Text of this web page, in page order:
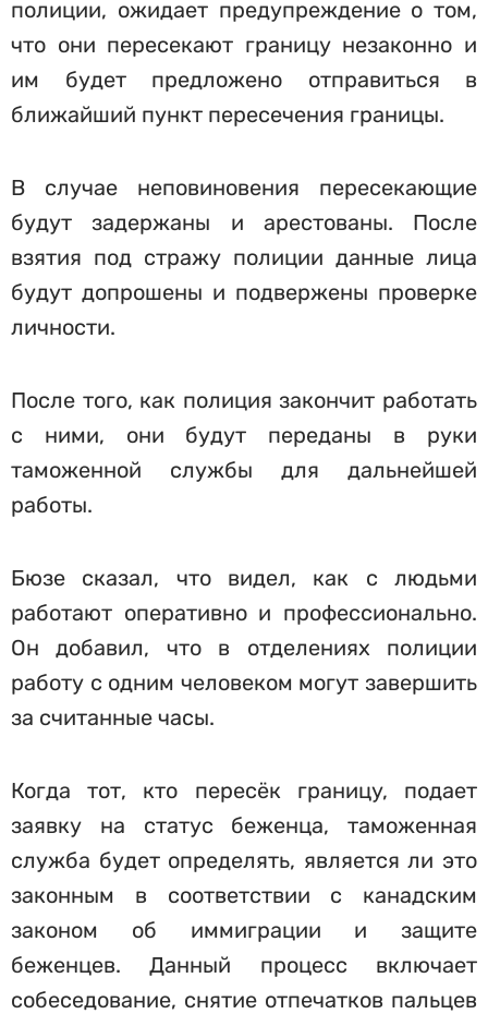
полиции, ожидает предупреждение о том,
что они пересекают границу незаконно и
им будет предложено отправиться в
ближайший пункт пересечения границы.
В случае неповиновения пересекающие
будут задержаны и арестованы. После
взятия под стражу полиции данные лица
будут допрошены и подвержены проверке
личности.
После того, как полиция закончит работать
с ними, они будут переданы в руки
таможенной службы для дальнейшей
работы.
Бюзе сказал, что видел, как с людьми
работают оперативно и профессионально.
Он добавил, что в отделениях полиции
работу с одним человеком могут завершить
за считанные часы.
Когда тот, кто пересёк границу, подает
заявку на статус беженца, таможенная
служба будет определять, является ли это
законным в соответствии с канадским
законом об иммиграции и защите
беженцев. Данный процесс включает
собеседование, снятие отпечатков пальцев